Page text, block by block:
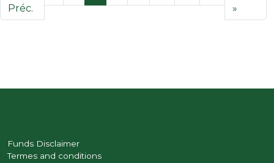
Préc.
»
Funds Disclaimer
Termes and conditions